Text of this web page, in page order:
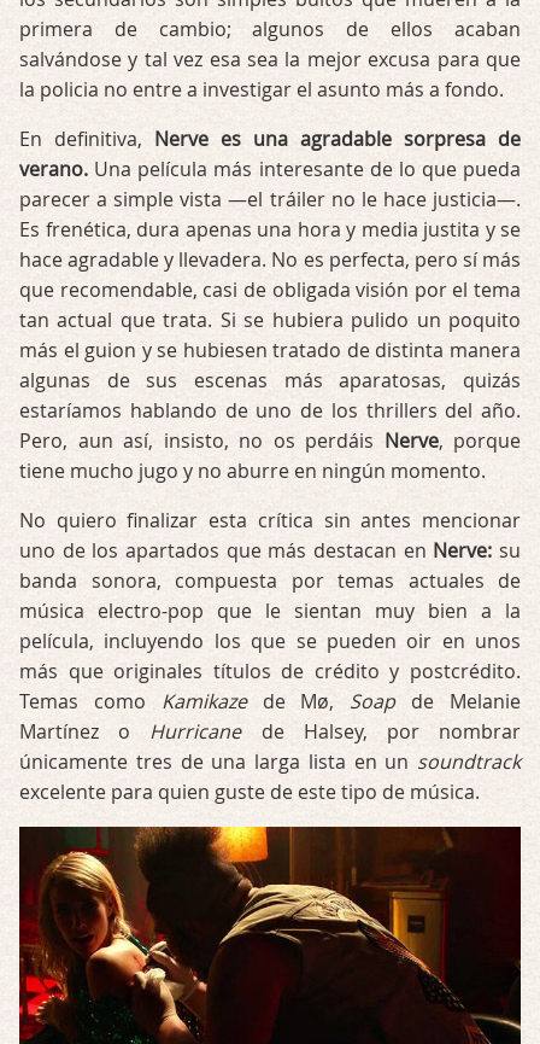
primera de cambio; algunos de ellos acaban
salvándose y tal vez esa sea la mejor excusa para que
la policia no entre a investigar el asunto más a fondo.
En definitiva, Nerve es una agradable sorpresa de
verano. Una película más interesante de lo que pueda
parecer a simple vista —el tráiler no le hace justicia—.
Es frenética, dura apenas una hora y media justita y se
hace agradable y llevadera. No es perfecta, pero sí más
que recomendable, casi de obligada visión por el tema
tan actual que trata. Si se hubiera pulido un poquito
más el guion y se hubiesen tratado de distinta manera
algunas de sus escenas más aparatosas, quizás
estaríamos hablando de uno de los thrillers del año.
Pero, aun así, insisto, no os perdáis Nerve, porque
tiene mucho jugo y no aburre en ningún momento.
No quiero finalizar esta crítica sin antes mencionar
uno de los apartados que más destacan en Nerve: su
banda sonora, compuesta por temas actuales de
música electro-pop que le sientan muy bien a la
película, incluyendo los que se pueden oir en unos
más que originales títulos de crédito y postcrédito.
Temas como Kamikazede Mø, Soapde Melanie
Martínez o Hurricanede Halsey, por nombrar
únicamente tres de una larga lista en un soundtrack
excelente para quien guste de este tipo de música.